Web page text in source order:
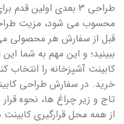
طراحی 3 بعدی اولین
محسوب می شود، مزیت
قبل از سفارش هر محصولی
ببینید؛ و این مهم به شما
کابینت آشپزخانه را انتخاب
خرید. در سفارش طراحی
تاج و زیر چراغ ها، نحوه
از همه محل قرارگیری کابینت